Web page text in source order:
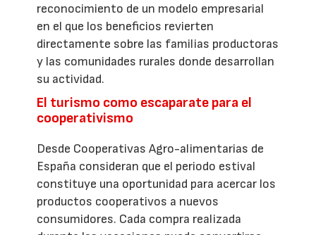
reconocimiento de un modelo empresarial
en el que los beneficios revierten
directamente sobre las familias productoras
y las comunidades rurales donde desarrollan
su actividad.
El turismo como escaparate para el
cooperativismo
Desde Cooperativas Agro-alimentarias de
España consideran que el periodo estival
constituye una oportunidad para acercar los
productos cooperativos a nuevos
consumidores. Cada compra realizada